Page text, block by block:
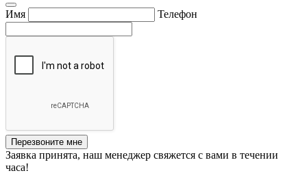
Имя Телефон
Перезвоните мне
Заявка принята, наш менеджер свяжется с вами в течении
часа!